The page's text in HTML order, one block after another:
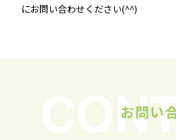
にお問い合わせください(^^)
お問い